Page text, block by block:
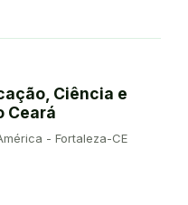
Ciência e
Ceará
- Fortaleza-CE